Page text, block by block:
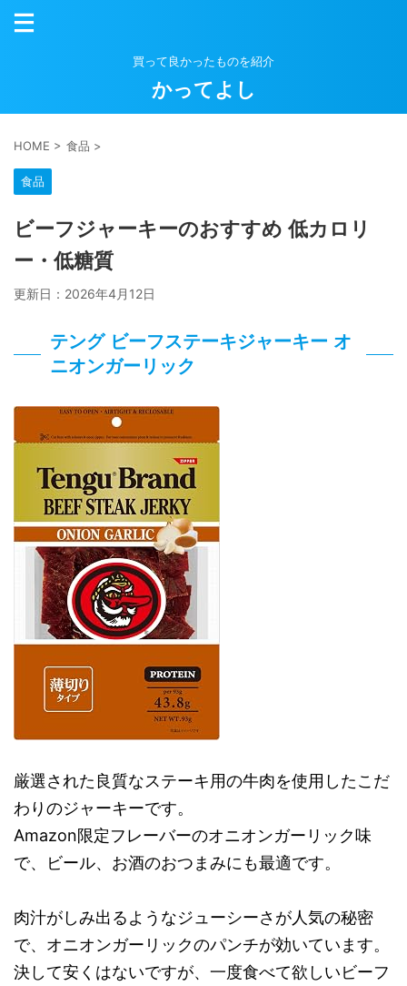
買って良かったものを紹介
かってよし
HOME > 食品 >
食品
ビーフジャーキーのおすすめ 低カロリ
ー・低糖質
更新日： 2026年4月12日
テング ビーフステーキジャーキー オ
ニオンガーリック
厳選された良質なステーキ用の牛肉を使用したこだ
わりのジャーキーです。
Amazon限定フレーバーのオニオンガーリック味
で、ビール、お酒のおつまみにも最適です。
肉汁がしみ出るようなジューシーさが人気の秘密
で、オニオンガーリックのパンチが効いています。
決して安くはないですが、一度食べて欲しいビーフ